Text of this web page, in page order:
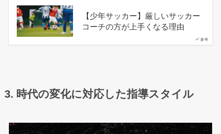
参考
【少年サッカー】厳しいサッカー
コーチの方が上手くなる理由
3. 時代の変化に対応した指導スタイル